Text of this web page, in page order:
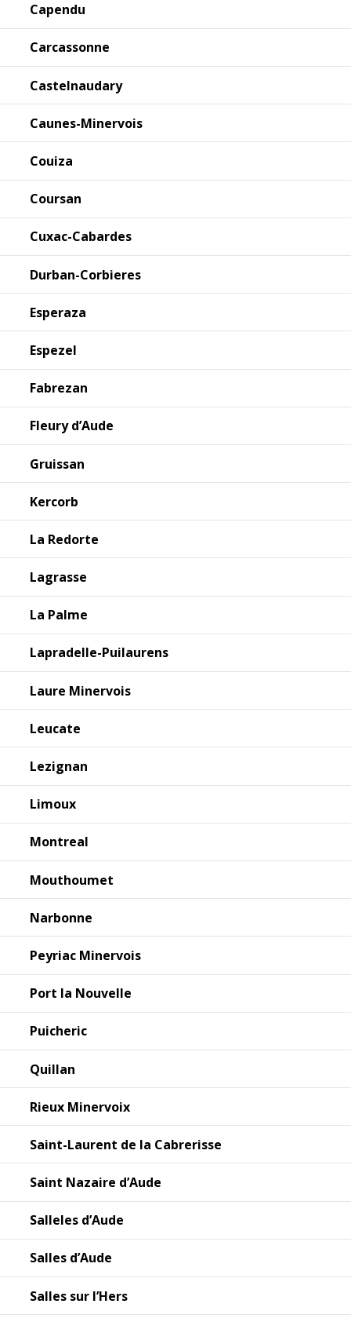
Capendu
Carcassonne
Castelnaudary
Caunes-Minervois
Couiza
Coursan
Cuxac-Cabardes
Durban-Corbieres
Esperaza
Espezel
Fabrezan
Fleury d’Aude
Gruissan
Kercorb
La Redorte
Lagrasse
La Palme
Lapradelle-Puilaurens
Laure Minervois
Leucate
Lezignan
Limoux
Montreal
Mouthoumet
Narbonne
Peyriac Minervois
Port la Nouvelle
Puicheric
Quillan
Rieux Minervoix
Saint-Laurent de la Cabrerisse
Saint Nazaire d’Aude
Salleles d’Aude
Salles d’Aude
Salles sur l’Hers